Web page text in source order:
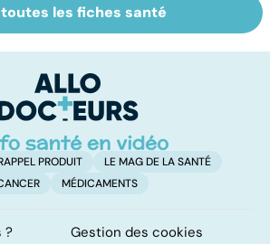
Vivre après un
cancer
les fiches santé
PRODUIT
LE MAG DE LA SANTÉ
MÉDICAMENTS
? Gestion des cookies